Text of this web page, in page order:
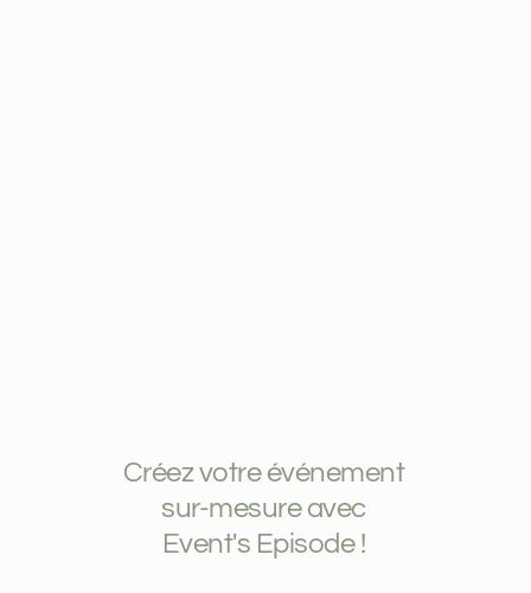
Créez votre événement
sur-mesure avec
Event's Episode !